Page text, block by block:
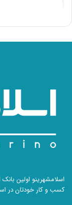
اسلامشهرینو اولین
کسب و کار خودتان در